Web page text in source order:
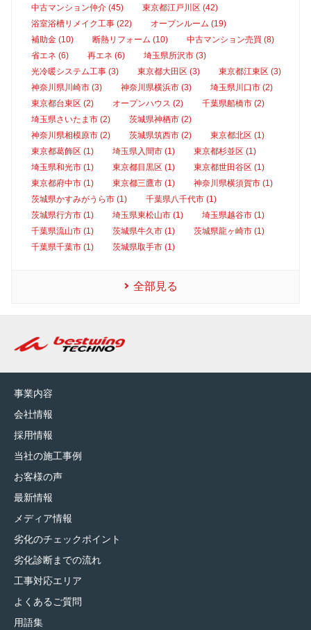
中古マンション仲介 (45)
東京都江戸川区 (42)
浴室浴槽リメイク工事 (22)
オープンルーム (19)
補助金 (10)
断熱リフォーム (10)
中古マンション売買 (8)
省エネ (6)
再エネ (6)
埼玉県所沢市 (3)
光冷暖システム工事 (3)
東京都大田区 (3)
東京都江東区 (3)
神奈川県川崎市 (3)
神奈川県横浜市 (3)
埼玉県川口市 (2)
東京都台東区 (2)
オープンハウス (2)
千葉県船橋市 (2)
埼玉県さいたま市 (2)
茨城県神栖市 (2)
神奈川県相模原市 (2)
茨城県筑西市 (2)
東京都北区 (1)
東京都葛飾区 (1)
埼玉県入間市 (1)
東京都杉並区 (1)
埼玉県和光市 (1)
東京都目黒区 (1)
東京都世田谷区 (1)
東京都府中市 (1)
東京都三鷹市 (1)
神奈川県横須賀市 (1)
茨城県かすみがうら市 (1)
千葉県八千代市 (1)
茨城県行方市 (1)
埼玉県東松山市 (1)
埼玉県越谷市 (1)
千葉県流山市 (1)
茨城県牛久市 (1)
茨城県龍ヶ崎市 (1)
千葉県千葉市 (1)
茨城県取手市 (1)
全部見る
事業内容
会社情報
採用情報
当社の施工事例
お客様の声
最新情報
メディア情報
劣化のチェックポイント
劣化診断までの流れ
工事対応エリア
よくあるご質問
用語集